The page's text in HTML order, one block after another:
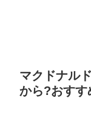
マクドナル
から?おすす